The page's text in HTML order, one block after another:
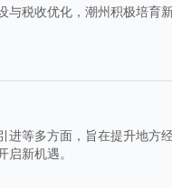
与税收优化，潮州积极培育
进等多方面，旨在提升地方
新机遇。